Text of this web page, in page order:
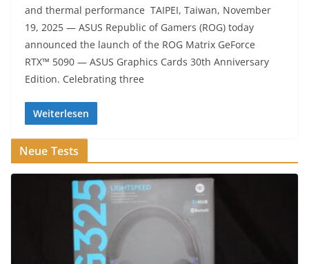
and thermal performance TAIPEI, Taiwan, November
19, 2025 — ASUS Republic of Gamers (ROG) today
announced the launch of the ROG Matrix GeForce
RTX™ 5090 — ASUS Graphics Cards 30th Anniversary
Edition. Celebrating three
Weiterlesen
Neue Tests